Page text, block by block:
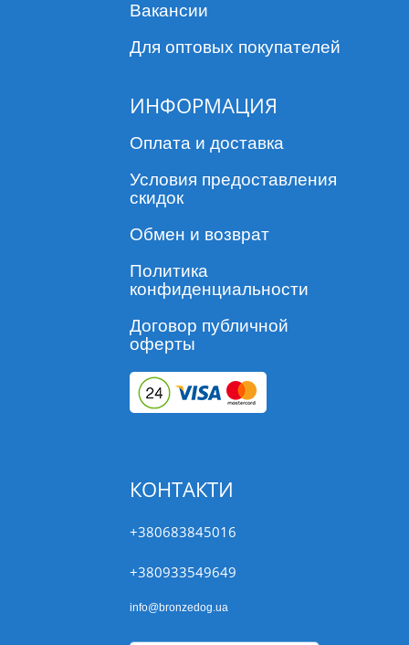
Вакансии
Для оптовых покупателей
ИНФОРМАЦИЯ
Оплата и доставка
Условия предоставления
скидок
Обмен и возврат
Политика
конфиденциальности
Договор публичной
оферты
КОНТАКТИ
+380683845016
+380933549649
info@bronzedog.ua